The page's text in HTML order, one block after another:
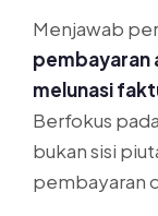
25 Apr
2026
lengkap
Menjawab
pembayaran
melunasi
Berfokus
bukan sisi
pembayaran